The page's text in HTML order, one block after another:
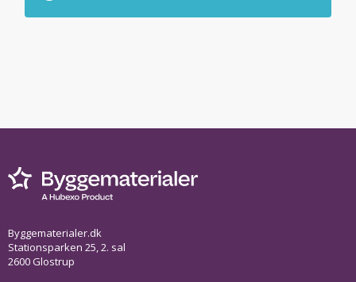
Byggematerialer.dk
Stationsparken 25, 2. sal
2600 Glostrup